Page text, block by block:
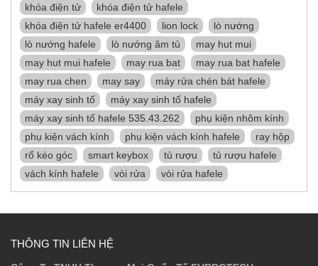
khóa điện tử
khóa điện tử hafele
khóa điện tử hafele er4400
lion lock
lò nướng
lò nướng hafele
lò nướng âm tủ
may hut mui
may hut mui hafele
may rua bat
may rua bat hafele
may rua chen
may say
máy rửa chén bát hafele
máy xay sinh tố
máy xay sinh tố hafele
máy xay sinh tố hafele 535.43.262
phụ kiện nhôm kính
phụ kiện vách kính
phụ kiện vách kính hafele
ray hộp
rổ kéo góc
smart keybox tủ rượu
tủ rượu hafele
vách kính hafele
vòi rửa vòi rửa hafele
THÔNG TIN LIÊN HỆ